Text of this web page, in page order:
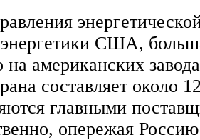
США,
на американских
составляет около
главными
опережая